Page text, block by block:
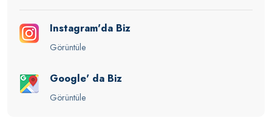
Instagram'da Biz
Görüntüle
Google' da Biz
Görüntüle